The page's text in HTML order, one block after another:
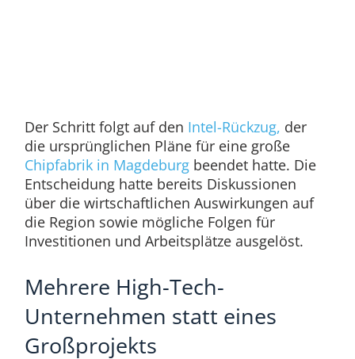
Der Schritt folgt auf den Intel-Rückzug, der
die ursprünglichen Pläne für eine große
Chipfabrik in Magdeburgbeendet hatte. Die
Entscheidung hatte bereits Diskussionen
über die wirtschaftlichen Auswirkungen auf
die Region sowie mögliche Folgen für
Investitionen und Arbeitsplätze ausgelöst.
Mehrere High-Tech-
Unternehmen statt eines
Großprojekts